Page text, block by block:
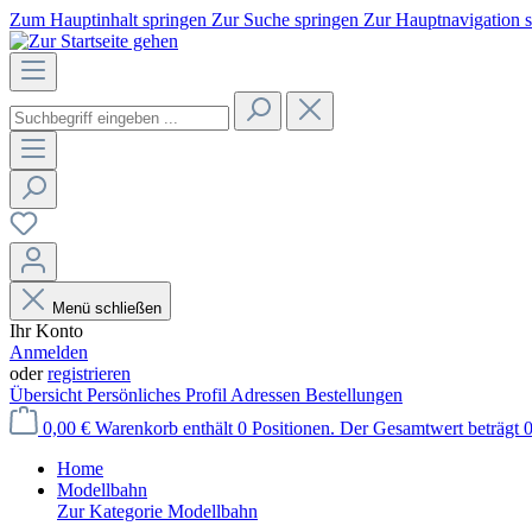
Zum Hauptinhalt springen Zur Suche springen Zur Hauptnavigation
Menü schließen
Ihr Konto
Anmelden
oderregistrieren
Übersicht Persönliches Profil Adressen Bestellungen
0,00 € Warenkorb enthält 0 Positionen. Der Gesamtwert beträgt
Home
Modellbahn
Zur Kategorie Modellbahn